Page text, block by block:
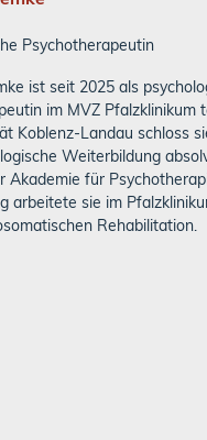
Psychotherapeutin
ist seit 2025 als
im MVZ Pfalzklinikum
Koblenz-Landau schloss
Weiterbildung
Akademie für
arbeitete sie im
Rehabilitation.